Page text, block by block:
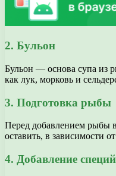
2. Бульон
Бульон — основа супа из
как лук, морковь и
3. Подготовка рыбы
Перед добавлением рыбы
оставить, в зависимости
4. Добавление